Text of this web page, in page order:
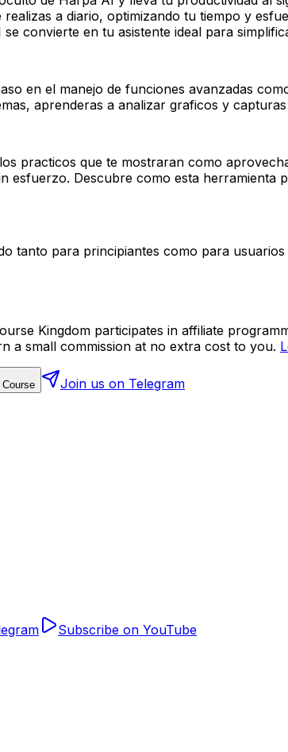
a diario, optimizando tu tiempo y
convierte en tu asistente ideal para
en el manejo de funciones avanzadas
aprenderas a analizar graficos y
practicos que te mostraran como
esfuerzo. Descubre como esta
tanto para principiantes como para
Kingdom participates in affiliate
a small commission at no extra cost to you.
Join us on Telegram
Subscribe on YouTube